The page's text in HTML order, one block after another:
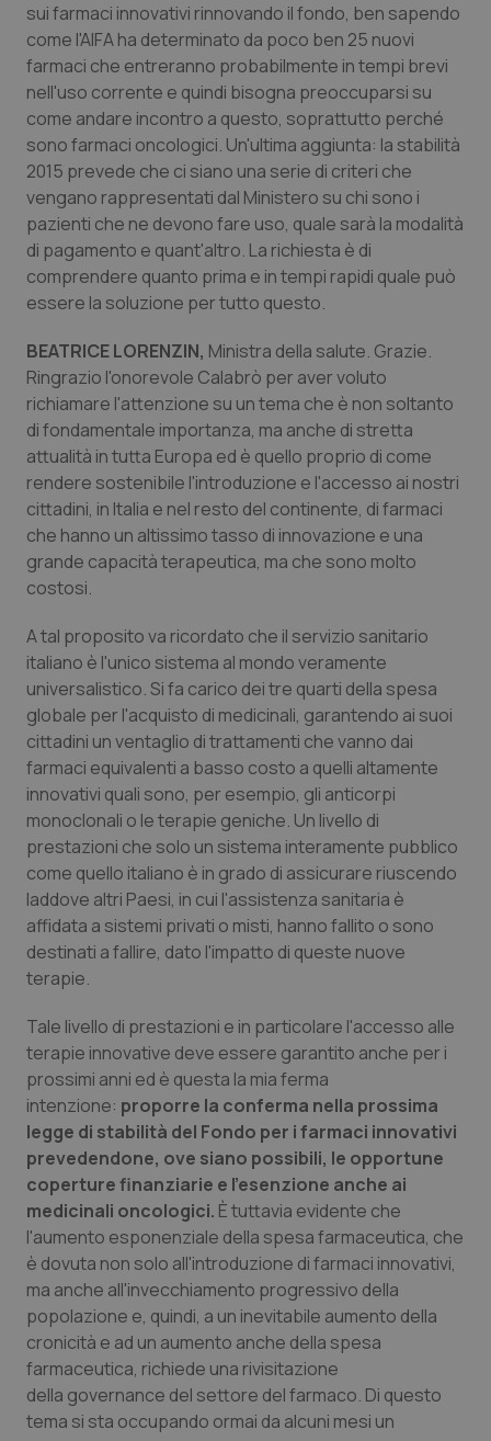
Veneto
Oncoematologia
Oncologia & Nutrizione
Psoriasi & pelle
Quotidiano Cardiologia
Quotidiano Chirurgia
Quotidiano Oncologia
Quotidiano Pediatria
Rene & patologie urogenitali
Salute orale & impianti
Sangue & coagulazione
Tiroide
Tumore al seno
Tumore ovarico
Tumori del Polmone & Testa Collo
Tumori gastrointestinali
Ulcera & Reflusso
Vaccini
sui farmaci innovativi rinnovando il fondo, ben sapendo
come l'AIFA ha determinato da poco ben 25 nuovi
farmaci che entreranno probabilmente in tempi brevi
nell'uso corrente e quindi bisogna preoccuparsi su
come andare incontro a questo, soprattutto perché
sono farmaci oncologici. Un'ultima aggiunta: la stabilità
2015 prevede che ci siano una serie di criteri che
vengano rappresentati dal Ministero su chi sono i
pazienti che ne devono fare uso, quale sarà la modalità
di pagamento e quant'altro. La richiesta è di
comprendere quanto prima e in tempi rapidi quale può
essere la soluzione per tutto questo.
BEATRICE LORENZIN, Ministra della salute. Grazie.
Ringrazio l'onorevole Calabrò per aver voluto
richiamare l'attenzione su un tema che è non soltanto
di fondamentale importanza, ma anche di stretta
attualità in tutta Europa ed è quello proprio di come
rendere sostenibile l'introduzione e l'accesso ai nostri
cittadini, in Italia e nel resto del continente, di farmaci
che hanno un altissimo tasso di innovazione e una
grande capacità terapeutica, ma che sono molto
costosi.
A tal proposito va ricordato che il servizio sanitario
italiano è l'unico sistema al mondo veramente
universalistico. Si fa carico dei tre quarti della spesa
globale per l'acquisto di medicinali, garantendo ai suoi
cittadini un ventaglio di trattamenti che vanno dai
farmaci equivalenti a basso costo a quelli altamente
innovativi quali sono, per esempio, gli anticorpi
monoclonali o le terapie geniche. Un livello di
prestazioni che solo un sistema interamente pubblico
come quello italiano è in grado di assicurare riuscendo
laddove altri Paesi, in cui l'assistenza sanitaria è
affidata a sistemi privati o misti, hanno fallito o sono
destinati a fallire, dato l'impatto di queste nuove
terapie.
Tale livello di prestazioni e in particolare l'accesso alle
terapie innovative deve essere garantito anche per i
prossimi anni ed è questa la mia ferma
intenzione: proporre la conferma nella prossima
legge di stabilità del Fondo per i farmaci innovativi
prevedendone, ove siano possibili, le opportune
coperture finanziarie e l'esenzione anche ai
medicinali oncologici. È tuttavia evidente che
l'aumento esponenziale della spesa farmaceutica, che
è dovuta non solo all'introduzione di farmaci innovativi,
ma anche all'invecchiamento progressivo della
popolazione e, quindi, a un inevitabile aumento della
cronicità e ad un aumento anche della spesa
farmaceutica, richiede una rivisitazione
della governance del settore del farmaco. Di questo
tema si sta occupando ormai da alcuni mesi un